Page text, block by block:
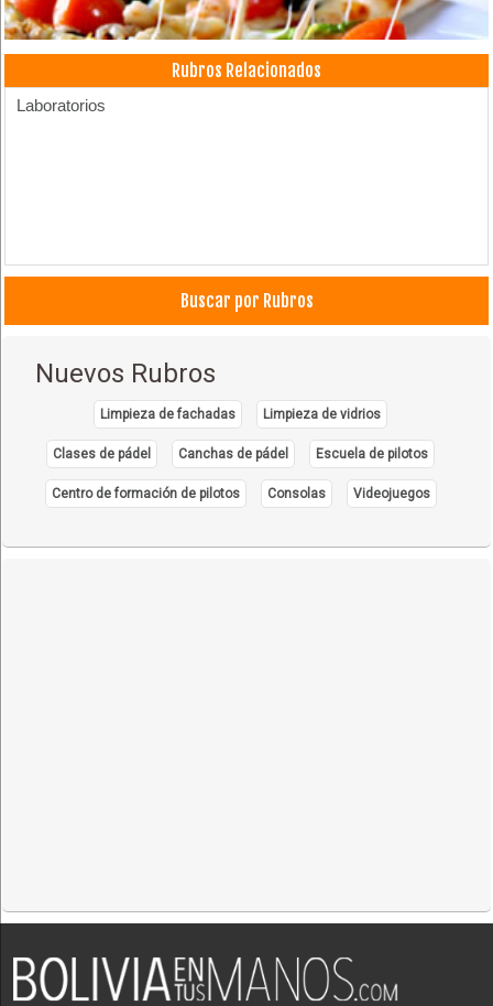
Rubros Relacionados
Laboratorios
Buscar por Rubros
Nuevos Rubros
Limpieza de fachadas Limpieza de vidrios
Clases de pádel Canchas de pádel Escuela de pilotos
Centro de formación de pilotos Consolas Videojuegos